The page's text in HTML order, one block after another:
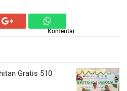
Komentar
Gratis 510